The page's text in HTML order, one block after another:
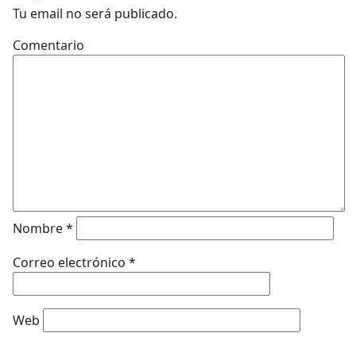
Tu email no será publicado.
Comentario
Nombre*
Correo electrónico *
Web